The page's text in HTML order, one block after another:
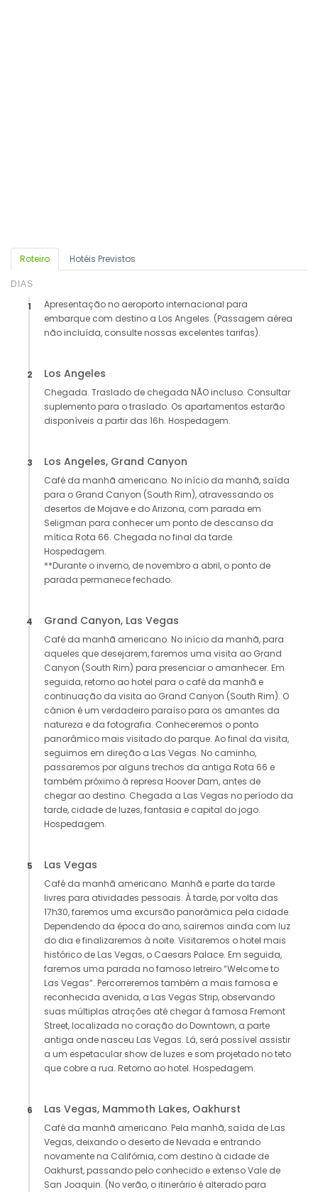
Roteiro Hotéis Previstos
DIAS
1
Apresentação no aeroporto internacional para
embarque com destino a Los Angeles. (Passagem aérea
não incluída, consulte nossas excelentes tarifas).
2 Los Angeles
Chegada. Traslado de chegada NÃO incluso. Consultar
suplemento para o traslado. Os apartamentos estarão
disponíveis a partir das 16h. Hospedagem.
3 Los Angeles, Grand Canyon
Café da manhã americano. No início da manhã, saída
para o Grand Canyon (South Rim), atravessando os
desertos de Mojave e do Arizona, com parada em
Seligman para conhecer um ponto de descanso da
mítica Rota 66. Chegada no final da tarde.
Hospedagem.
**Durante o inverno, de novembro a abril, o ponto de
parada permanece fechado.
4 Grand Canyon, Las Vegas
Café da manhã americano. No início da manhã, para
aqueles que desejarem, faremos uma visita ao Grand
Canyon (South Rim) para presenciar o amanhecer. Em
seguida, retorno ao hotel para o café da manhã e
continuação da visita ao Grand Canyon (South Rim). O
cânion é um verdadeiro paraíso para os amantes da
natureza e da fotografia. Conheceremos o ponto
panorâmico mais visitado do parque. Ao final da visita,
seguimos em direção a Las Vegas. No caminho,
passaremos por alguns trechos da antiga Rota 66 e
também próximo à represa Hoover Dam, antes de
chegar ao destino. Chegada a Las Vegas no período da
tarde, cidade de luzes, fantasia e capital do jogo.
Hospedagem.
5 Las Vegas
Café da manhã americano. Manhã e parte da tarde
livres para atividades pessoais. À tarde, por volta das
17h30, faremos uma excursão panorâmica pela cidade.
Dependendo da época do ano, sairemos ainda com luz
do dia e finalizaremos à noite. Visitaremos o hotel mais
histórico de Las Vegas, o Caesars Palace. Em seguida,
faremos uma parada no famoso letreiro “Welcome to
Las Vegas”. Percorreremos também a mais famosa e
reconhecida avenida, a Las Vegas Strip, observando
suas múltiplas atrações até chegar à famosa Fremont
Street, localizada no coração do Downtown, a parte
antiga onde nasceu Las Vegas. Lá, será possível assistir
a um espetacular show de luzes e som projetado no teto
que cobre a rua. Retorno ao hotel. Hospedagem.
6 Las Vegas, Mammoth Lakes, Oakhurst
Café da manhã americano. Pela manhã, saída de Las
Vegas, deixando o deserto de Nevada e entrando
novamente na Califórnia, com destino à cidade de
Oakhurst, passando pelo conhecido e extenso Vale de
San Joaquin. (No verão, o itinerário é alterado para